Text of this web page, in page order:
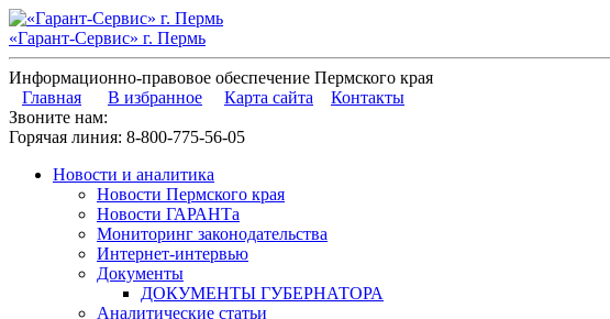
«Гарант-Сервис» г. Пермь
Информационно-правовое обеспечение Пермского края
Главная
В избранное Карта сайта
Контакты
Звоните нам:
Горячая линия: 8-800-775-56-05
Новости и аналитика
Новости Пермского края
Новости ГАРАНТа
Мониторинг законодательства
Интернет-интервью
Документы
ДОКУМЕНТЫ ГУБЕРНАТОРА
Аналитические статьи